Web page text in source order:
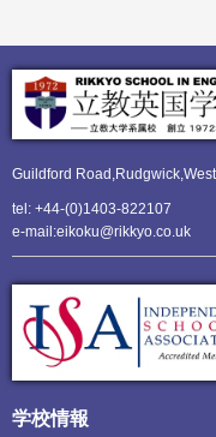
Guildford Road,Rudgwick,
tel: +44-(0)1403-822107
e-mail:eikoku@rikkyo.co.uk
学校情報